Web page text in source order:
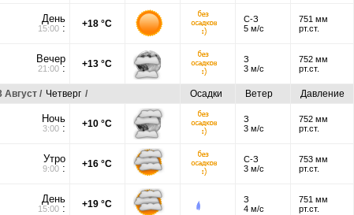
День
15:00: +18 °C
С-З
5 м/с
751 мм
рт.ст.
Вечер
21:00: +13 °C
З
3 м/с
752 мм
рт.ст.
Август / Четверг / Осадки Ветер Давление
Ночь
3:00: +10 °C
З
3 м/с
752 мм
рт.ст.
Утро
9:00: +16 °C
С-З
3 м/с
753 мм
рт.ст.
День
15:00: +19 °C
З
4 м/с
751 мм
рт.ст.